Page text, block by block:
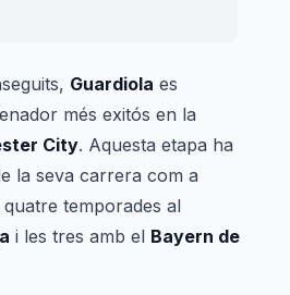
Guardiola es
més exitós en la
City. Aquesta etapa ha
la seva carrera com a
temporades al
i les tres amb el Bayern de